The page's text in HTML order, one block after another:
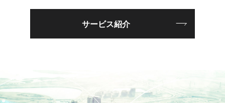
サービス紹介